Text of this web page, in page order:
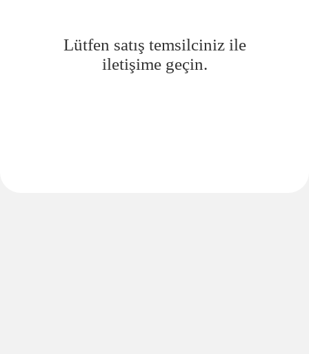
Lütfen satış temsilciniz ile
iletişime geçin.